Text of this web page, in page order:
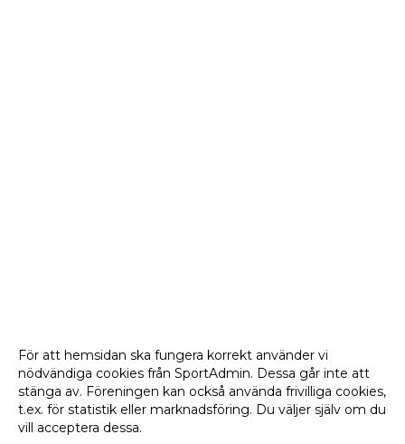
För att hemsidan ska fungera korrekt använder vi
nödvändiga cookies från SportAdmin. Dessa går inte att
stänga av. Föreningen kan också använda frivilliga cookies,
t.ex. för statistik eller marknadsföring. Du väljer själv om du
vill acceptera dessa.